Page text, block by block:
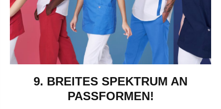
9. BREITES SPEKTRUM AN
PASSFORMEN!